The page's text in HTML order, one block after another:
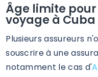
Âge limite
voyage à Cuba
Plusieurs assureurs
souscrire à une
notamment le cas d'